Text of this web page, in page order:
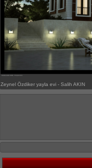
Zeynel Özdiker yayla evi - Salih AKIN